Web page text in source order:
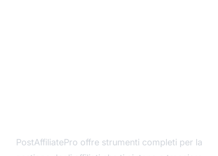
PostAffiliatePro offre strumenti completi per la